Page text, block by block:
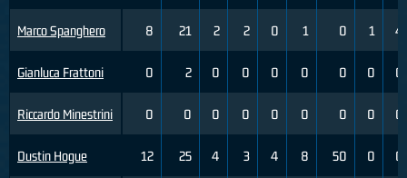
Marco Spanghero
Gianluca Frattoni
Riccardo Minestrini
Dustin Hogue
8 21 2 2 0 1 0 1 4
0 2 0 0 0 0 0 0 0
0 0 0 0 0 0 0 0 0
12 25 4 3 4 8 50 0 0